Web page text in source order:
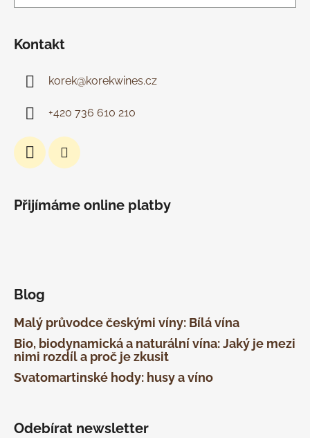
Kontakt
korek@korekwines.cz
+420 736 610 210
Přijímáme online platby
Blog
Malý průvodce českými víny: Bílá vína
Bio, biodynamická a naturální vína: Jaký je mezi
nimi rozdíl a proč je zkusit
Svatomartinské hody: husy a víno
Odebírat newsletter